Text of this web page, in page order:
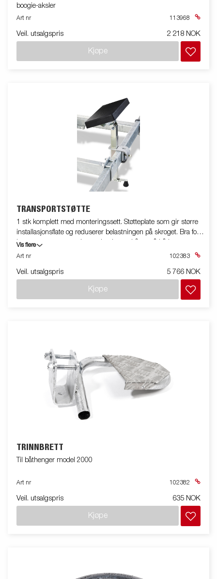
boogie-aksler
Art nr 113968
Veil. utsalgspris 2 218 NOK
Kjøpe
TRANSPORTSTØTTE
1 stk komplett med monteringssett. Støtteplate som gir større
installasjonsflate og reduserer belastningen på skroget. Bra for
lengre transporter og lengre lagring av båten på båthengeren.
Vis flere
Art nr
102383
Veil. utsalgspris 5 766 NOK
Kjøpe
TRINNBRETT
Til båthenger model 2000
Art nr 102382
Veil. utsalgspris 635 NOK
Kjøpe